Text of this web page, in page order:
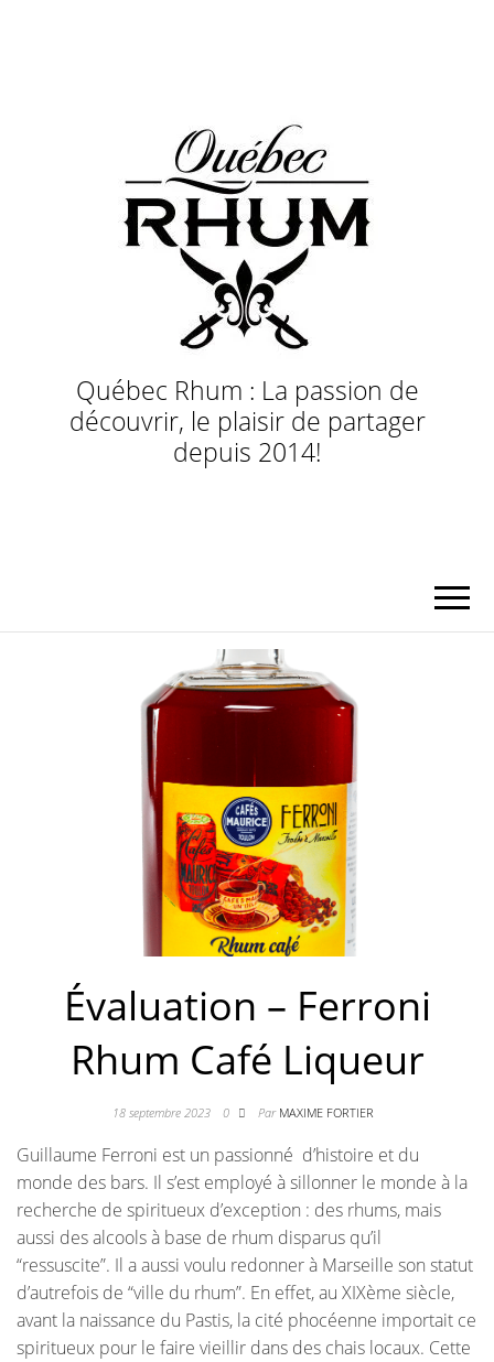
Québec Rhum : La passion de
découvrir, le plaisir de partager
depuis 2014!
Évaluation – Ferroni
Rhum Café Liqueur
18 septembre 2023 0 Par MAXIME FORTIER
Guillaume Ferroni est un passionné d’histoire et du
monde des bars. Il s’est employé à sillonner le monde à la
recherche de spiritueux d’exception : des rhums, mais
aussi des alcools à base de rhum disparus qu’il
“ressuscite”. Il a aussi voulu redonner à Marseille son statut
d’autrefois de “ville du rhum”. En effet, au XIXème siècle,
avant la naissance du Pastis, la cité phocéenne importait ce
spiritueux pour le faire vieillir dans des chais locaux. Cette